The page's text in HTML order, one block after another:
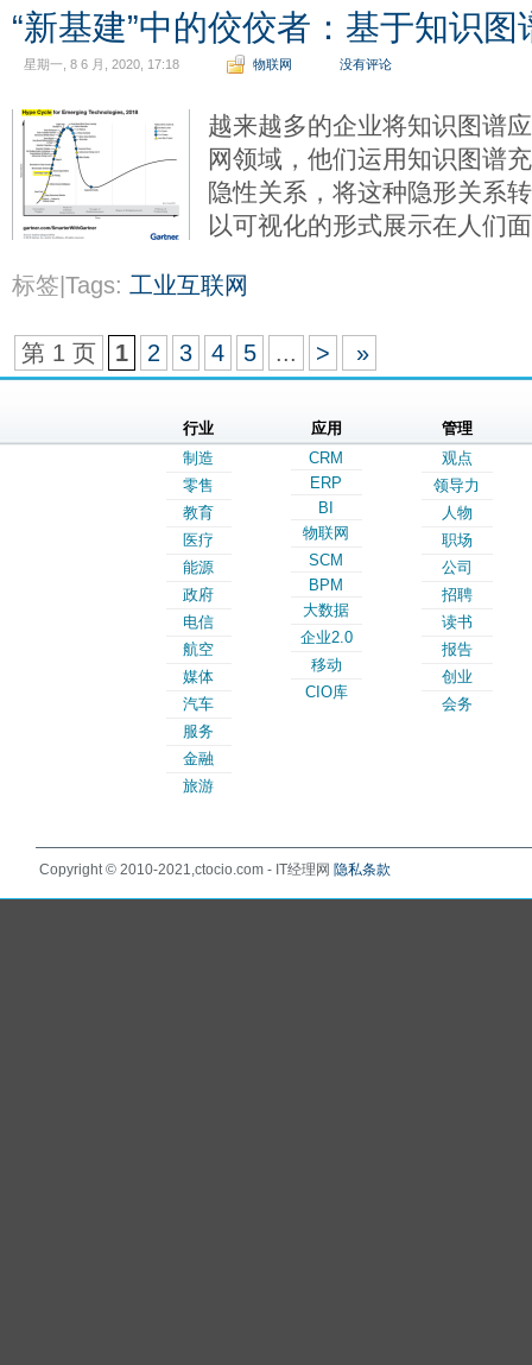
“新基建”中的佼佼者：基于知识
星期一, 8 6 月, 2020, 17:18 物联网 没有评论
越来越多的企业将知识图谱
网领域，他们运用知识图谱
隐性关系，将这种隐形关系
以可视化的形式展示在人们
标签|Tags: 工业互联网
第 1 页 1 2 3 4 5 ... > »
行业
制造
零售
教育
医疗
能源
政府
电信
航空
媒体
汽车
服务
金融
旅游
应用
CRM
ERP
BI
物联网
SCM
BPM
大数据
企业2.0
移动
CIO库
管理
观点
领导力
人物
职场
公司
招聘
读书
报告
创业
会务
Copyright © 2010-2021,ctocio.com - IT经理网 隐私条款